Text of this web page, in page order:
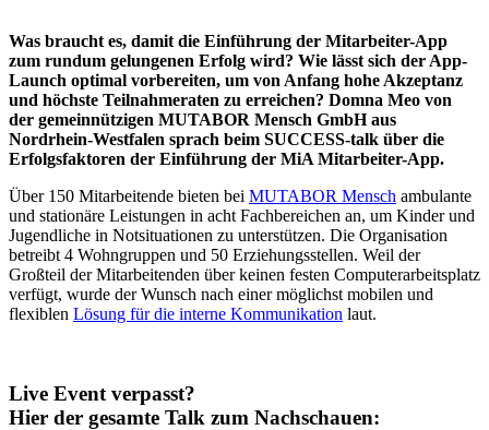
Was braucht es, damit die Einführung der Mitarbeiter-App
zum rundum gelungenen Erfolg wird? Wie lässt sich der App-
Launch optimal vorbereiten, um von Anfang hohe Akzeptanz
und höchste Teilnahmeraten zu erreichen? Domna Meo von
der gemeinnützigen MUTABOR Mensch GmbH aus
Nordrhein-Westfalen sprach beim SUCCESS-talk über die
Erfolgsfaktoren der Einführung der MiA Mitarbeiter-App.
Über 150 Mitarbeitende bieten bei MUTABOR Mensch ambulante
und stationäre Leistungen in acht Fachbereichen an, um Kinder und
Jugendliche in Notsituationen zu unterstützen. Die Organisation
betreibt 4 Wohngruppen und 50 Erziehungsstellen. Weil der
Großteil der Mitarbeitenden über keinen festen Computerarbeitsplatz
verfügt, wurde der Wunsch nach einer möglichst mobilen und
flexiblen Lösung für die interne Kommunikation laut.
Live Event verpasst?
Hier der gesamte Talk zum Nachschauen: